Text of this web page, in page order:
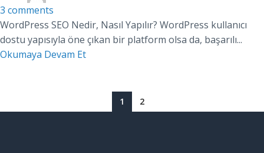
3 comments
WordPress SEO Nedir, Nasıl Yapılır? WordPress kullanıcı
dostu yapısıyla öne çıkan bir platform olsa da, başarılı...
Okumaya Devam Et
1 2